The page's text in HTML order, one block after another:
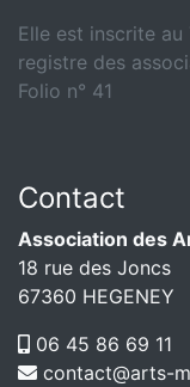
Elle est inscrite au
registre des
Folio n° 41
Contact
Association des
18 rue des Joncs
67360 HEGENEY
06 45 86 69 11
contact@arts-